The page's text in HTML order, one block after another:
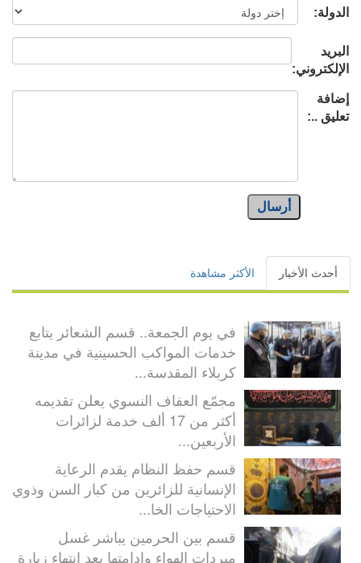
الدولة:
البريد
الإلكتروني:
إضافة
تعليق ..:
أرسال
أحدث الأخبار الأكثر مشاهدة
في يوم الجمعة.. قسم الشعائر يتابع
خدمات المواكب الحسينية في مدينة
كربلاء المقدسة...
مجمّع العفاف النسوي يعلن تقديمه
أكثر من 17 ألف خدمة لزائرات
الأربعين...
قسم حفظ النظام يقدم الرعاية
الإنسانية للزائرين من كبار السن وذوي
الاحتياجات الخا...
قسم بين الحرمين يباشر غسل
مبردات الهواء وإدامتها بعد انتهاء زيارة